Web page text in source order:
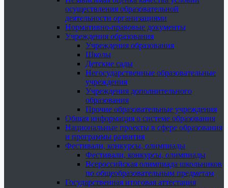
осуществления образовательной
деятельности организациями
Нормативно-правовые документы
Учреждения образования
Учреждения образования
Школы
Детские сады
Негосударственные образовательные
учреждения
Учреждения дополнительного
образования
Прочие образовательные учреждения
Общая информация о системе образования
Национальные проекты в сфере образования
и программы развития
Фестивали, конкурсы, олимпиады
Фестивали, конкурсы, олимпиады
Всероссийская олимпиада школьников
по общеобразовательным предметам
Государственная итоговая аттестация